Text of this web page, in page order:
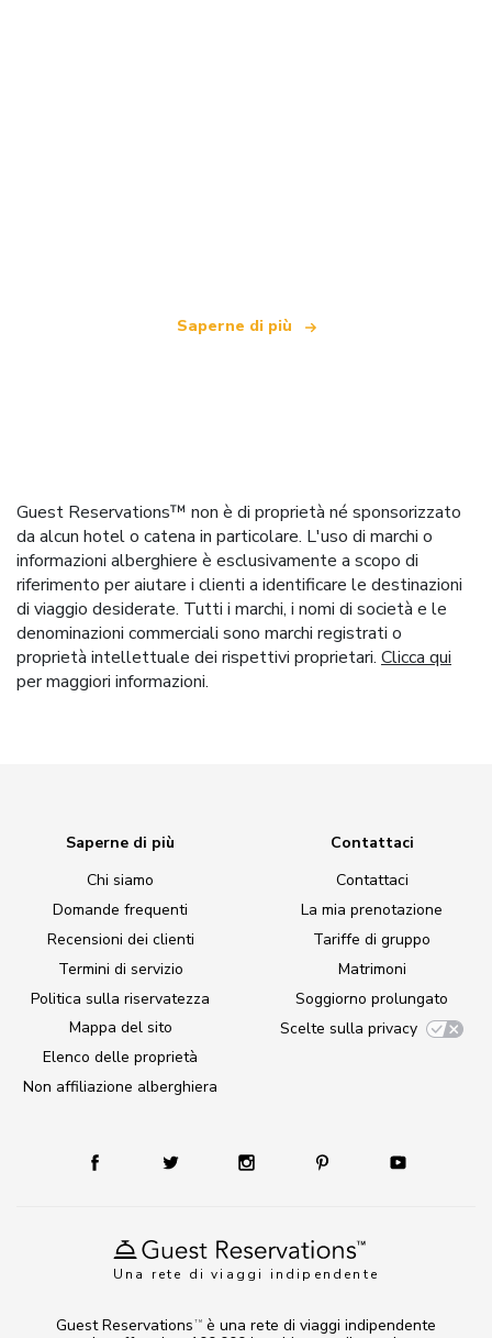
Saperne di più
Guest Reservations™ non è di proprietà né sponsorizzato
da alcun hotel o catena in particolare. L'uso di marchi o
informazioni alberghiere è esclusivamente a scopo di
riferimento per aiutare i clienti a identificare le destinazioni
di viaggio desiderate. Tutti i marchi, i nomi di società e le
denominazioni commerciali sono marchi registrati o
proprietà intellettuale dei rispettivi proprietari. Clicca qui
per maggiori informazioni.
Una rete di viaggi indipendente
Saperne di più
Chi siamo
Domande frequenti
Recensioni dei clienti
Termini di servizio
Politica sulla riservatezza
Mappa del sito
Elenco delle proprietà
Non affiliazione alberghiera
Contattaci
Contattaci
La mia prenotazione
Tariffe di gruppo
Matrimoni
Soggiorno prolungato
Scelte sulla privacy
Guest Reservations TM
è una rete di viaggi indipendente